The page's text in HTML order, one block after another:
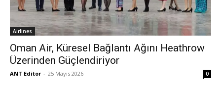
Airlines
Oman Air, Küresel Bağlantı Ağını Heathrow
Üzerinden Güçlendiriyor
ANT Editor - 25 Mayıs 2026 0